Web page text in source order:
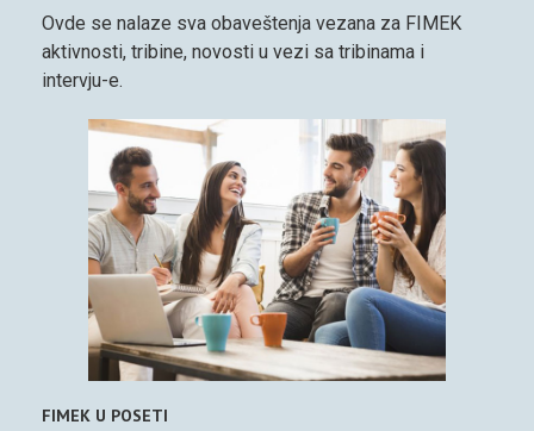
Ovde se nalaze sva obaveštenja vezana za FIMEK
aktivnosti, tribine, novosti u vezi sa tribinama i
intervju-e.
FIMEK U POSETI